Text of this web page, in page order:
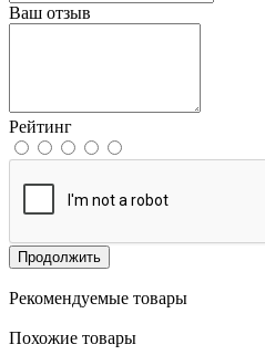
Ваш отзыв
Рейтинг
Продолжить
Рекомендуемые товары
Похожие товары